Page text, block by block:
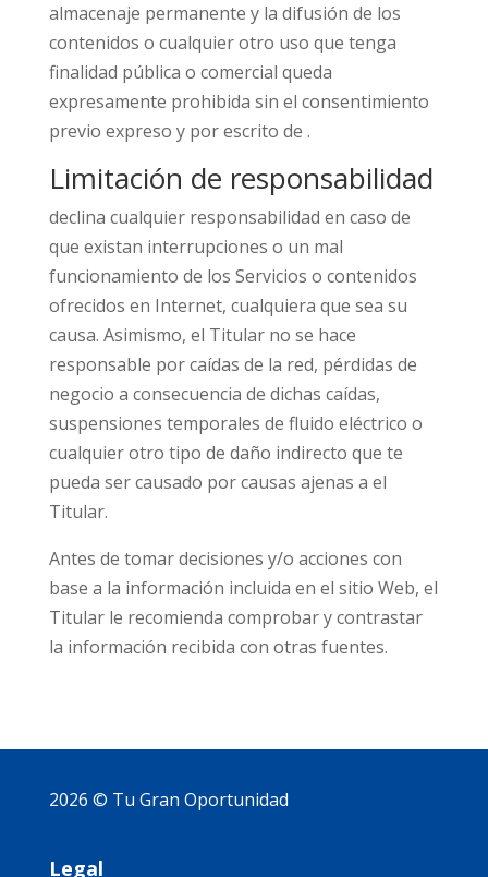
almacenaje permanente y la difusión de los
contenidos o cualquier otro uso que tenga
finalidad pública o comercial queda
expresamente prohibida sin el consentimiento
previo expreso y por escrito de .
Limitación de responsabilidad
declina cualquier responsabilidad en caso de
que existan interrupciones o un mal
funcionamiento de los Servicios o contenidos
ofrecidos en Internet, cualquiera que sea su
causa. Asimismo, el Titular no se hace
responsable por caídas de la red, pérdidas de
negocio a consecuencia de dichas caídas,
suspensiones temporales de fluido eléctrico o
cualquier otro tipo de daño indirecto que te
pueda ser causado por causas ajenas a el
Titular.
Antes de tomar decisiones y/o acciones con
base a la información incluida en el sitio Web, el
Titular le recomienda comprobar y contrastar
la información recibida con otras fuentes.
2026 © Tu Gran Oportunidad
Legal